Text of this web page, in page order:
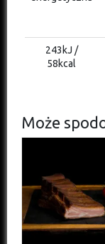
243kJ /
58kcal
Może